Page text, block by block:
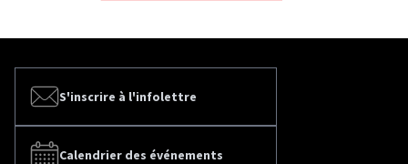
S'inscrire à l'infolettre
Calendrier des événements